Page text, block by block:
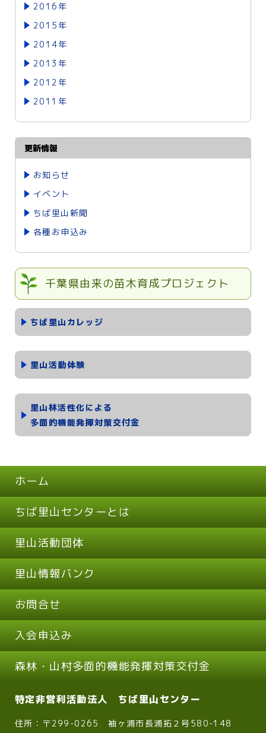
2016年
2015年
2014年
2013年
2012年
2011年
更新情報
お知らせ
イベント
ちば里山新聞
各種お申込み
千葉県由来の苗木育成プロジェクト
ちば里山カレッジ
里山活動体験
里山林活性化による
多面的機能発揮対策交付金
ホーム
ちば里山センターとは
里山活動団体
里山情報バンク
お問合せ
入会申込み
森林・山村多面的機能発揮対策交付金
特定非営利活動法人 ちば里山センター
住所：〒299-0265 袖ヶ浦市長浦拓２号580-148